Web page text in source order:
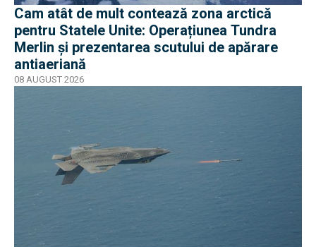
Cam atât de mult contează zona arctică
pentru Statele Unite: Operațiunea Tundra
Merlin şi prezentarea scutului de apărare
antiaeriană
08 AUGUST 2026